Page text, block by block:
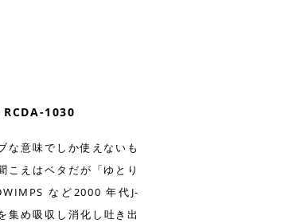
1030
な意味でしか使えないも
こえはベタだが「ゆとり
など2000 年代J-
集め吸収し消化し吐き出